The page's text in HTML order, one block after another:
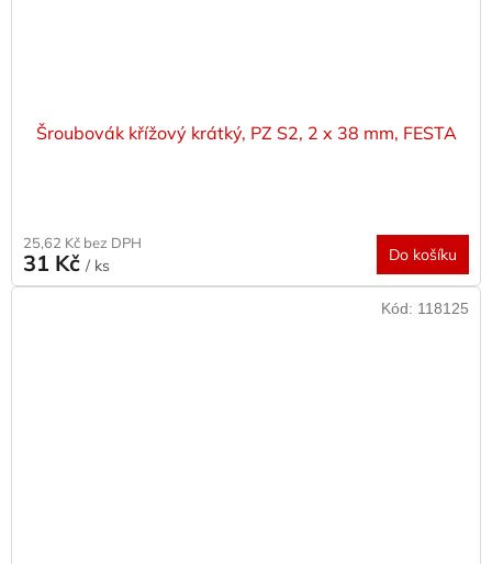
Šroubovák křížový krátký, PZ S2, 2 x 38 mm, FESTA
25,62 Kč bez DPH
31 Kč / ks
Do košíku
Kód: 118125